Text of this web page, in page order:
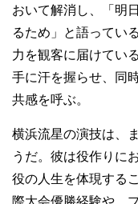
おいて解消し、「明
るため」と語ってい
力を観客に届けてい
手に汗を握らせ、同
共感を呼ぶ。
横浜流星の演技は、
うだ。彼は役作りに
役の人生を体現する
際大会優勝経験や、